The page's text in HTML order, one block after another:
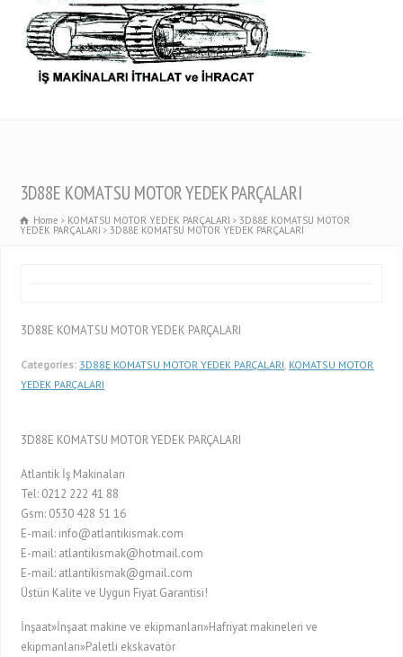
3D88E KOMATSU MOTOR YEDEK PARÇALARI
Home KOMATSU MOTOR YEDEK PARÇALARI 3D88E KOMATSU MOTOR
YEDEK PARÇALARI 3D88E KOMATSU MOTOR YEDEK PARÇALARI
3D88E KOMATSU MOTOR YEDEK PARÇALARI
Categories: 3D88E KOMATSU MOTOR YEDEK PARÇALARI KOMATSU MOTOR
YEDEK PARÇALARI
3D88E KOMATSU MOTOR YEDEK PARÇALARI
Atlantik İş Makinaları
Tel: 0212 222 41 88
Gsm: 0530 428 51 16
E-mail: info@atlantikismak.com
E-mail: atlantikismak@hotmail.com
E-mail: atlantikismak@gmail.com
Üstün Kalite ve Uygun Fiyat Garantisi!
İnşaat»İnşaat makine ve ekipmanları»Hafriyat makineleri ve
ekipmanları»Paletli ekskavatör